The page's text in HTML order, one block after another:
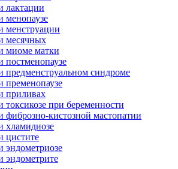
лактации
менопаузе
менструации
месячных
миоме матки
постменопаузе
предменструальном синдроме
пременопаузе
приливах
токсикозе при беременности
фиброзно-кистозной мастопатии
хламидиозе
цистите
эндометриозе
эндометрите